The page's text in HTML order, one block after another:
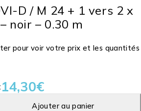
D / M 24 + 1 vers 2 x
noir – 0.30 m
pour voir votre prix et les quantités
14,30€
Ajouter au panier